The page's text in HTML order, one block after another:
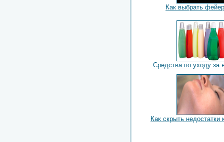
Как выбрать
Средства по уходу за
Как скрыть недостатки